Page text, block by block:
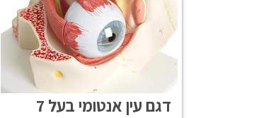
דגם עין אנטומי בעל 7